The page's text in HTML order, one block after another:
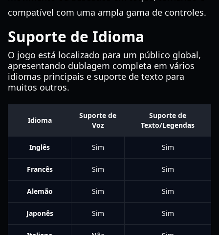
compatível com uma ampla gama de controles.
Suporte de Idioma
O jogo está localizado para um público global,
apresentando dublagem completa em vários
idiomas principais e suporte de texto para
muitos outros.
Idioma
Suporte de
Voz
Suporte de
Texto/Legendas
Inglês Sim Sim
Francês Sim Sim
Alemão Sim Sim
Japonês Sim Sim